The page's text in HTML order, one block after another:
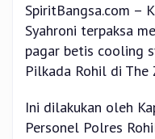
SpiritBangsa.com –
Syahroni terpaksa
pagar betis cooling
Pilkada Rohil di The
Ini dilakukan oleh
Personel Polres